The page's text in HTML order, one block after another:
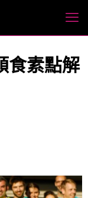
食素點解